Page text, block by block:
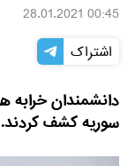
00:45 28.01.2021
اشتراک
دانشمندان
سوریه کشف کردند.